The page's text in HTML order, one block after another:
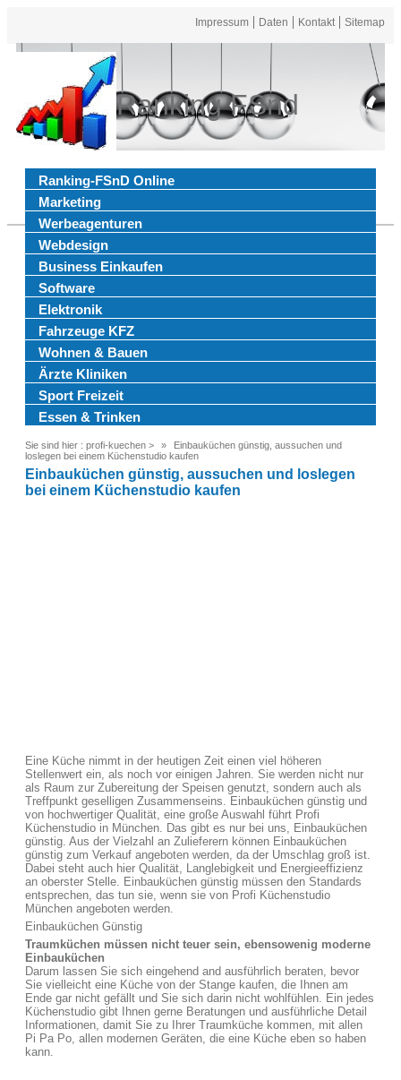
Impressum Daten Kontakt Sitemap
Ranking FSnd
Ranking-FSnD Online
Marketing
Werbeagenturen
Webdesign
Business Einkaufen
Software
Elektronik
Fahrzeuge KFZ
Wohnen & Bauen
Ärzte Kliniken
Sport Freizeit
Essen & Trinken
Sie sind hier : profi-kuechen >
Einbauküchen günstig, aussuchen und
loslegen bei einem Küchenstudio kaufen
Einbauküchen günstig, aussuchen und loslegen
bei einem Küchenstudio kaufen
Eine Küche nimmt in der heutigen Zeit einen viel höheren
Stellenwert ein, als noch vor einigen Jahren. Sie werden nicht nur
als Raum zur Zubereitung der Speisen genutzt, sondern auch als
Treffpunkt geselligen Zusammenseins. Einbauküchen günstig und
von hochwertiger Qualität, eine große Auswahl führt Profi
Küchenstudio in München. Das gibt es nur bei uns, Einbauküchen
günstig. Aus der Vielzahl an Zulieferern können Einbauküchen
günstig zum Verkauf angeboten werden, da der Umschlag groß ist.
Dabei steht auch hier Qualität, Langlebigkeit und Energieeffizienz
an oberster Stelle. Einbauküchen günstig müssen den Standards
entsprechen, das tun sie, wenn sie von Profi Küchenstudio
München angeboten werden.
Einbauküchen Günstig
Traumküchen müssen nicht teuer sein, ebensowenig moderne
Einbauküchen
Darum lassen Sie sich eingehend and ausführlich beraten, bevor
Sie vielleicht eine Küche von der Stange kaufen, die Ihnen am
Ende gar nicht gefällt und Sie sich darin nicht wohlfühlen. Ein jedes
Küchenstudio gibt Ihnen gerne Beratungen und ausführliche Detail
Informationen, damit Sie zu Ihrer Traumküche kommen, mit allen
Pi Pa Po, allen modernen Geräten, die eine Küche eben so haben
kann.